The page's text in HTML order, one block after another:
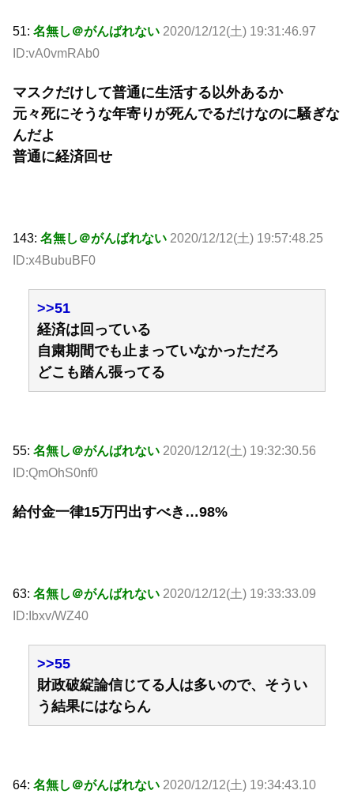
51: 名無し＠がんばれない 2020/12/12(土) 19:31:46.97
ID:vA0vmRAb0
マスクだけして普通に生活する以外あるか
元々死にそうな年寄りが死んでるだけなのに騒ぎな
んだよ
普通に経済回せ
143: 名無し＠がんばれない 2020/12/12(土) 19:57:48.25
ID:x4BubuBF0
>>51
経済は回っている
自粛期間でも止まっていなかっただろ
どこも踏ん張ってる
55: 名無し＠がんばれない 2020/12/12(土) 19:32:30.56
ID:QmOhS0nf0
給付金一律15万円出すべき…98%
63: 名無し＠がんばれない 2020/12/12(土) 19:33:33.09
ID:Ibxv/WZ40
>>55
財政破綻論信じてる人は多いので、そうい
う結果にはならん
64: 名無し＠がんばれない 2020/12/12(土) 19:34:43.10